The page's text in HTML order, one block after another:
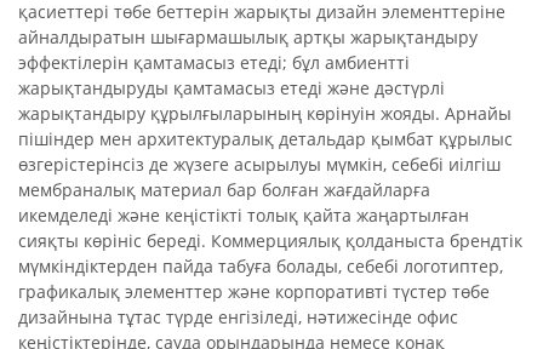
қасиеттері төбе беттерін жарықты дизайн элементтеріне
айналдыратын шығармашылық артқы жарықтандыру
эффектілерін қамтамасыз етеді; бұл амбиентті
жарықтандыруды қамтамасыз етеді және дәстүрлі
жарықтандыру құрылғыларының көрінуін жояды. Арнайы
пішіндер мен архитектуралық детальдар қымбат құрылыс
өзгерістерінсіз де жүзеге асырылуы мүмкін, себебі иілгіш
мембраналық материал бар болған жағдайларға
икемделеді және кеңістікті толық қайта жаңартылған
сияқты көрініс береді. Коммерциялық қолданыста брендтік
мүмкіндіктерден пайда табуға болады, себебі логотиптер,
графикалық элементтер және корпоративті түстер төбе
дизайнына тұтас түрде енгізіледі, нәтижесінде офис
кеңістіктерінде, сауда орындарында немесе қонақ